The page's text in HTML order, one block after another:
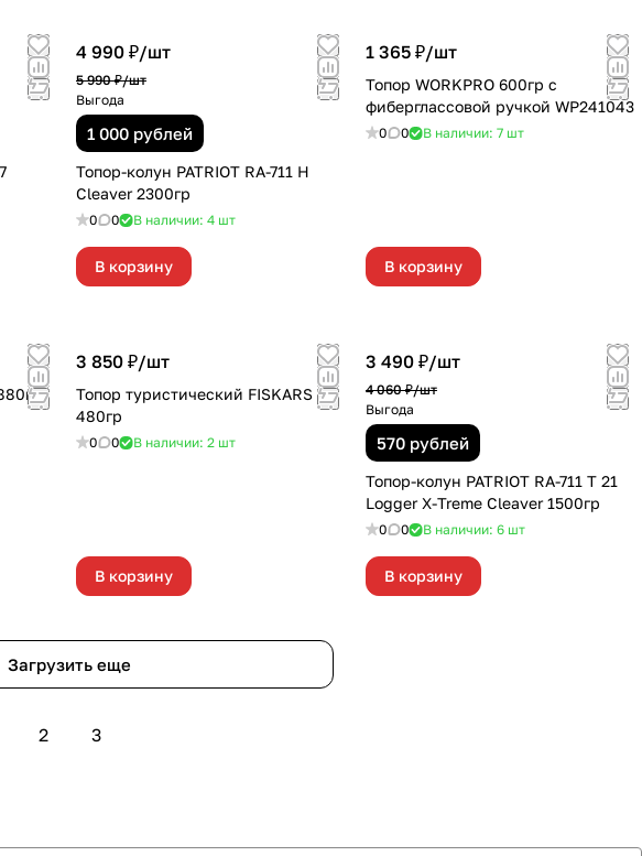
4 990 ₽/шт
5 990 ₽/шт
Выгода
1 000 рублей
Топор-колун PATRIOT RA-711 Н
Cleaver 2300гр
0 0 В наличии: 4 шт
В корзину
1 365 ₽/шт
Топор WORKPRO 600гр с
фиберглассовой ручкой WP241043
0 0 В наличии: 7 шт
В корзину
3 850 ₽/шт
Топор туристический FISKARS Х5
480гр
0 0 В наличии: 2 шт
В корзину
3 490 ₽/шт
4 060 ₽/шт
Выгода
570 рублей
Топор-колун PATRIOT RA-711 Т 21
Logger X-Treme Cleaver 1500гр
0 0 В наличии: 6 шт
В корзину
Загрузить еще
2 3